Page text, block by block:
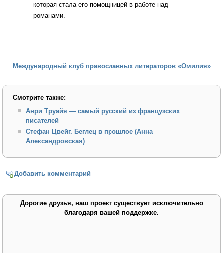
которая стала его помощницей в работе над
романами.
Международный клуб православных литераторов «Омилия»
Смотрите также:
Анри Труайя — самый русский из французских
писателей
Стефан Цвейг. Беглец в прошлое (Анна
Александровская)
Добавить комментарий
Дорогие друзья, наш проект существует исключительно
благодаря вашей поддержке.